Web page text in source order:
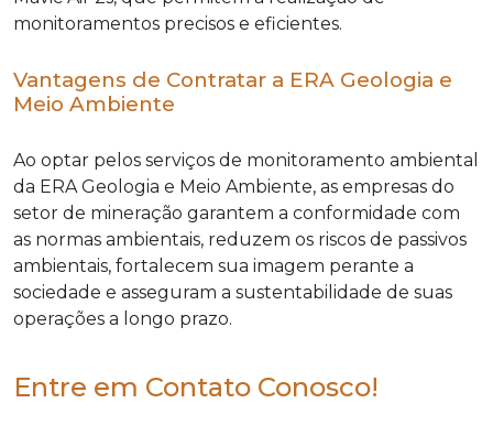
monitoramentos precisos e eficientes.
Vantagens de Contratar a ERA Geologia e
Meio Ambiente
Ao optar pelos serviços de monitoramento ambiental
da ERA Geologia e Meio Ambiente, as empresas do
setor de mineração garantem a conformidade com
as normas ambientais, reduzem os riscos de passivos
ambientais, fortalecem sua imagem perante a
sociedade e asseguram a sustentabilidade de suas
operações a longo prazo.
Entre em Contato Conosco!